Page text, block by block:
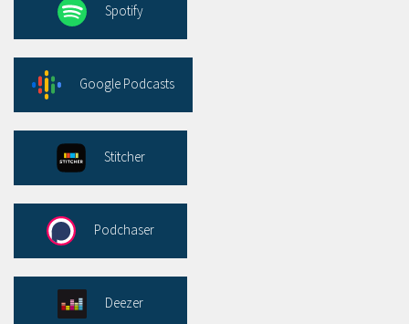
Spotify
Google Podcasts
Stitcher
Podchaser
Deezer